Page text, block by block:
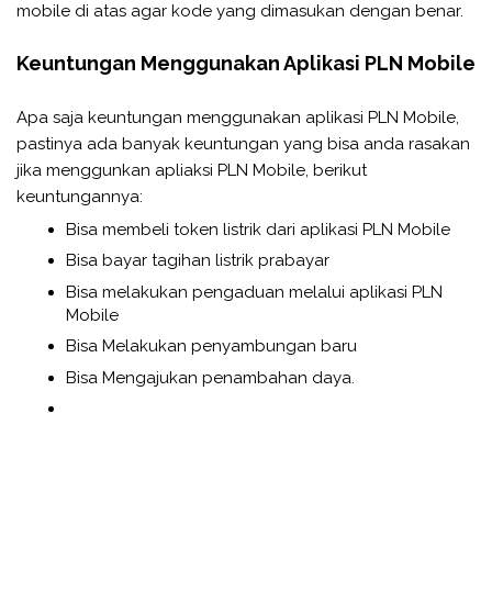
mobile di atas agar kode yang dimasukan dengan benar.
Keuntungan Menggunakan Aplikasi PLN Mobile
Apa saja keuntungan menggunakan aplikasi PLN Mobile,
pastinya ada banyak keuntungan yang bisa anda rasakan
jika menggunkan apliaksi PLN Mobile, berikut
keuntungannya:
Bisa membeli token listrik dari aplikasi PLN Mobile
Bisa bayar tagihan listrik prabayar
Bisa melakukan pengaduan melalui aplikasi PLN
Mobile
Bisa Melakukan penyambungan baru
Bisa Mengajukan penambahan daya.